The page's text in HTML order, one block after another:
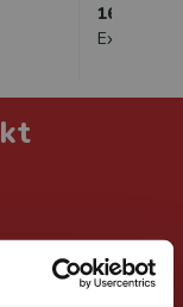
161 kr
Exkl.